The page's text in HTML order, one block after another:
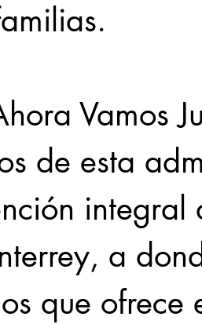
Vamos
de esta
integral
a
que ofrece